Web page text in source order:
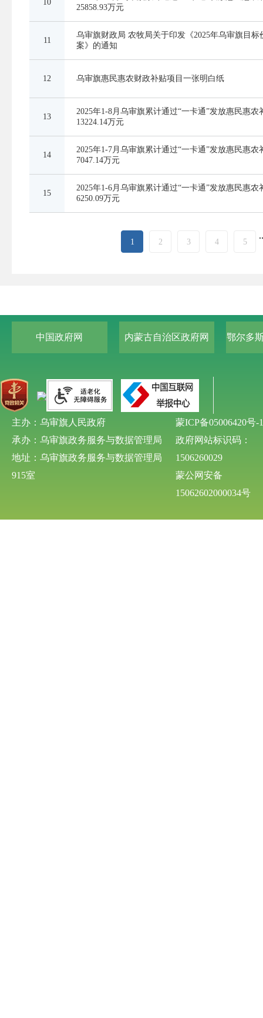
10
25858.93万元
11
乌审旗财政局 农牧局关于印发《2025年乌审旗目标
案》的通知
12 乌审旗惠民惠农财政补贴项目一张明白纸
13
2025年1-8月乌审旗累计通过“一卡通”发放惠民惠农
13224.14万元
14
2025年1-7月乌审旗累计通过“一卡通”发放惠民惠农
7047.14万元
15
2025年1-6月乌审旗累计通过“一卡通”发放惠民惠农
6250.09万元
1 2 3 4 5
中国政府网 内蒙古自治区政府网 鄂尔多
主办：乌审旗人民政府
承办：乌审旗政务服务与数据管理局
地址：乌审旗政务服务与数据管理局
915室
蒙ICP备05006420号-1
政府网站标识码：
1506260029
蒙公网安备
15062602000034号